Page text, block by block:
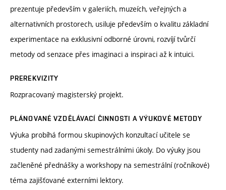
prezentuje především v galeriích, muzeích, veřejných a
alternativních prostorech, usiluje především o kvalitu základní
experimentace na exklusivní odborné úrovni, rozvíjí tvůrčí
metody od senzace přes imaginaci a inspiraci až k intuici.
PREREKVIZITY
Rozpracovaný magisterský projekt.
PLÁNOVANÉ VZDĚLÁVACÍ ČINNOSTI A VÝUKOVÉ METODY
Výuka probíhá formou skupinových konzultací učitele se
studenty nad zadanými semestrálními úkoly. Do výuky jsou
začleněné přednášky a workshopy na semestrální (ročníkové)
téma zajišťované externími lektory.